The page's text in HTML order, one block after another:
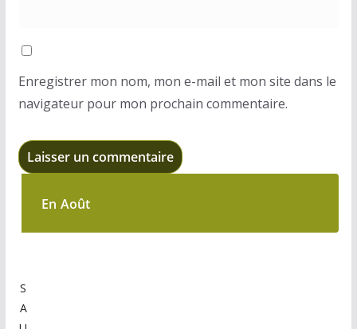
Enregistrer mon nom, mon e-mail et mon site dans le
navigateur pour mon prochain commentaire.
En Août
S
A